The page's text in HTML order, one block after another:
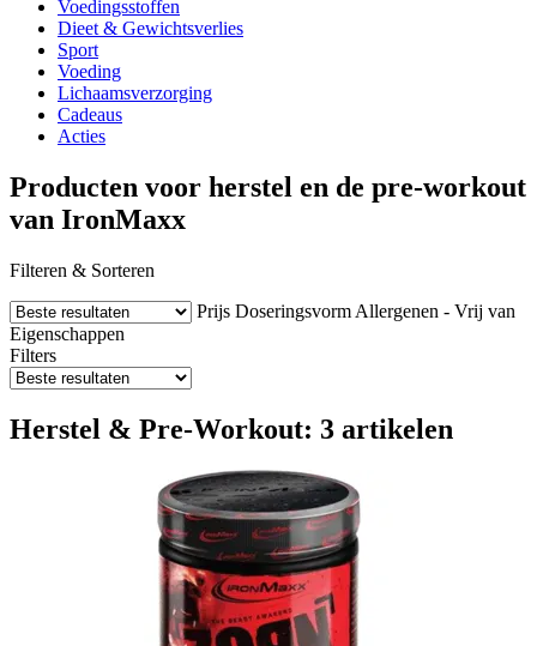
Voedingsstoffen
Dieet & Gewichtsverlies
Sport
Voeding
Lichaamsverzorging
Cadeaus
Acties
Producten voor herstel en de pre-workout
van IronMaxx
Filteren & Sorteren
Prijs Doseringsvorm Allergenen - Vrij van
Eigenschappen
Filters
Herstel & Pre-Workout: 3 artikelen